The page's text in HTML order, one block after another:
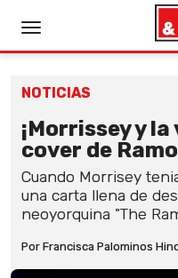
NOTICIAS
¡Morrissey y
cover de
Cuando Morrisey
una carta llena de
neoyorquina "The
Por Francisca Palominos